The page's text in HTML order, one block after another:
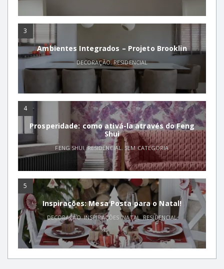
3
Ambientes Integrados – Projeto Brooklin
DECORAÇÃO,RESIDENCIAL
4
Prosperidade: como ativá-la através do Feng
Shui
FENG SHUI,RESIDENCIAL,SEM CATEGORIA
5
Inspirações: Mesa Posta para o Natal!
DECORAÇÃO,INSPIRAÇÕES ,NATAL,RESIDENCIAL